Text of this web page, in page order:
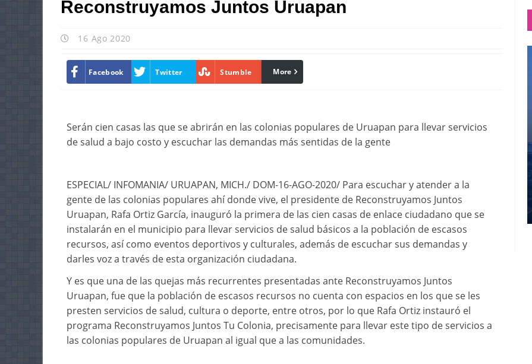
Reconstruyamos Juntos Uruapan
16 Ago 2020
Facebook Twitter Stumble linkedin
More
Serán cien casas las que se abrirán en las colonias populares de Uruapan para llevar servicios
de salud a bajo costo y escuchar las demandas más sentidas de la gente
ESPECIAL/ INFOMANIA/ URUAPAN, MICH./ DOM-16-AGO-2020/ Para escuchar y atender a la
gente de las colonias populares ahí donde vive, el presidente de Reconstruyamos Juntos
Uruapan, Rafa Ortiz García, inauguró la primera de las cien casas de enlace ciudadano que se
instalarán en el municipio para llevar servicios de salud básicos a la población de escasos
recursos, así como eventos deportivos y culturales, además de escuchar sus demandas y
darles voz a través de esta organización ciudadana.
Y es que una de las quejas más recurrentes presentadas ante Reconstruyamos Juntos
Uruapan, fue que la población de escasos recursos no cuenta con espacios en los que se les
presten servicios de salud, cultura o deporte, entre otros, por lo que Rafa Ortiz instauró el
programa Reconstruyamos Juntos Tu Colonia, precisamente para llevar este tipo de servicios a
las colonias populares de Uruapan al igual que a las comunidades.